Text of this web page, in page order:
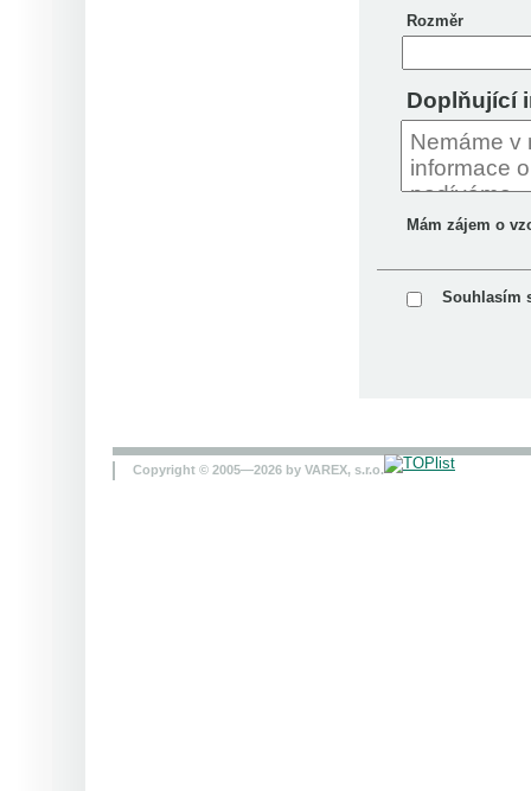
Rozměr
Doplňující
Mám zájem o
Souhlasím
Copyright © 2005—2026 by VAREX, s.r.o.